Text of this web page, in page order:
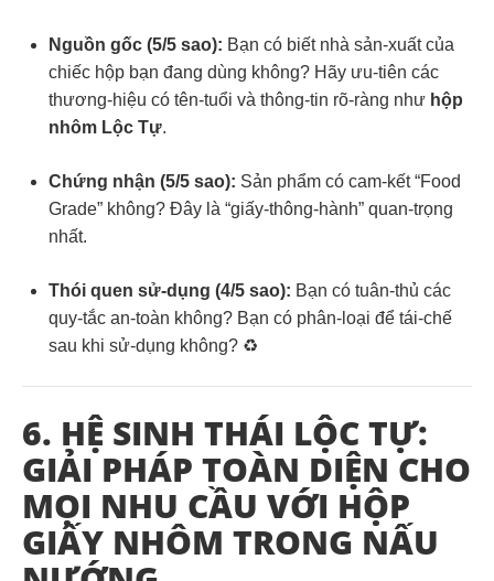
Nguồn gốc (5/5 sao): Bạn có biết nhà sản-xuất của
chiếc hộp bạn đang dùng không? Hãy ưu-tiên các
thương-hiệu có tên-tuổi và thông-tin rõ-ràng như hộp
nhôm Lộc Tự.
Chứng nhận (5/5 sao): Sản phẩm có cam-kết “Food
Grade” không? Đây là “giấy-thông-hành” quan-trọng
nhất.
Thói quen sử-dụng (4/5 sao): Bạn có tuân-thủ các
quy-tắc an-toàn không? Bạn có phân-loại để tái-chế
sau khi sử-dụng không? ♻️
6. HỆ SINH THÁI LỘC TỰ:
GIẢI PHÁP TOÀN DIỆN CHO
MỌI NHU CẦU VỚI HỘP
GIẤY NHÔM TRONG NẤU